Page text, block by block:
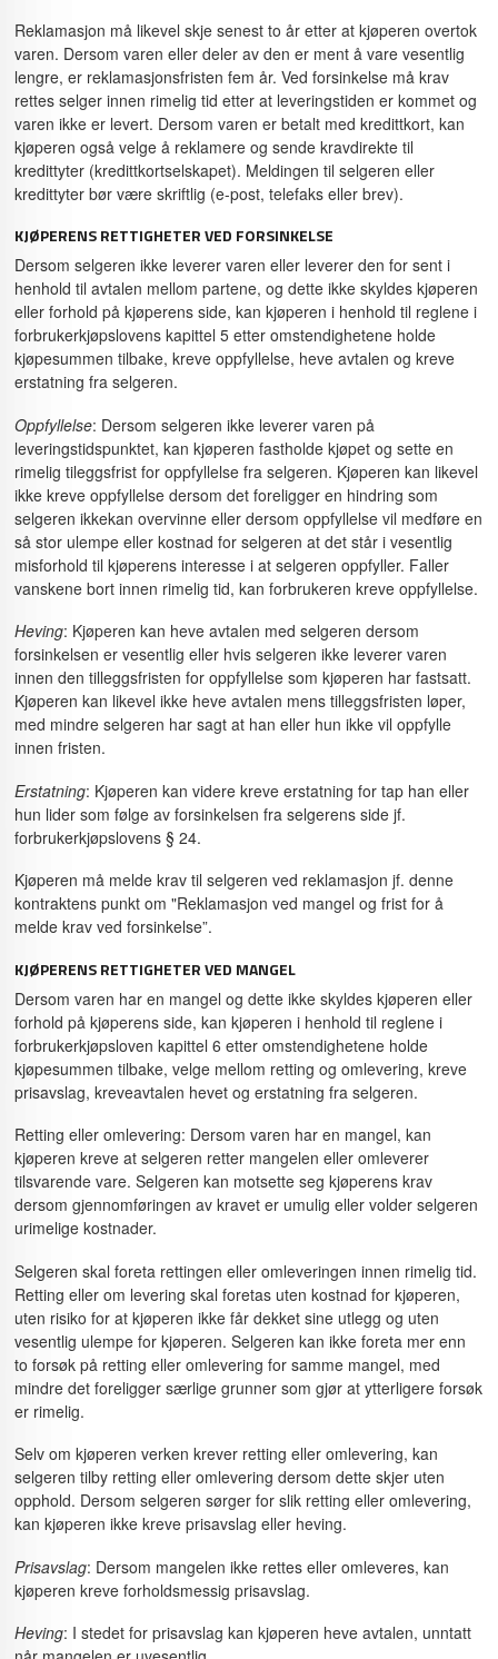
Reklamasjon må likevel skje senest to år etter at kjøperen overtok
varen. Dersom varen eller deler av den er ment å vare vesentlig
lengre, er reklamasjonsfristen fem år. Ved forsinkelse må krav
rettes selger innen rimelig tid etter at leveringstiden er kommet og
varen ikke er levert. Dersom varen er betalt med kredittkort, kan
kjøperen også velge å reklamere og sende kravdirekte til
kredittyter (kredittkortselskapet). Meldingen til selgeren eller
kredittyter bør være skriftlig (e-post, telefaks eller brev).
KJØPERENS RETTIGHETER VED FORSINKELSE
Dersom selgeren ikke leverer varen eller leverer den for sent i
henhold til avtalen mellom partene, og dette ikke skyldes kjøperen
eller forhold på kjøperens side, kan kjøperen i henhold til reglene i
forbrukerkjøpslovens kapittel 5 etter omstendighetene holde
kjøpesummen tilbake, kreve oppfyllelse, heve avtalen og kreve
erstatning fra selgeren.
Oppfyllelse: Dersom selgeren ikke leverer varen på
leveringstidspunktet, kan kjøperen fastholde kjøpet og sette en
rimelig tileggsfrist for oppfyllelse fra selgeren. Kjøperen kan likevel
ikke kreve oppfyllelse dersom det foreligger en hindring som
selgeren ikkekan overvinne eller dersom oppfyllelse vil medføre en
så stor ulempe eller kostnad for selgeren at det står i vesentlig
misforhold til kjøperens interesse i at selgeren oppfyller. Faller
vanskene bort innen rimelig tid, kan forbrukeren kreve oppfyllelse.
Heving: Kjøperen kan heve avtalen med selgeren dersom
forsinkelsen er vesentlig eller hvis selgeren ikke leverer varen
innen den tilleggsfristen for oppfyllelse som kjøperen har fastsatt.
Kjøperen kan likevel ikke heve avtalen mens tilleggsfristen løper,
med mindre selgeren har sagt at han eller hun ikke vil oppfylle
innen fristen.
Erstatning: Kjøperen kan videre kreve erstatning for tap han eller
hun lider som følge av forsinkelsen fra selgerens side jf.
forbrukerkjøpslovens § 24.
Kjøperen må melde krav til selgeren ved reklamasjon jf. denne
kontraktens punkt om "Reklamasjon ved mangel og frist for å
melde krav ved forsinkelse”.
KJØPERENS RETTIGHETER VED MANGEL
Dersom varen har en mangel og dette ikke skyldes kjøperen eller
forhold på kjøperens side, kan kjøperen i henhold til reglene i
forbrukerkjøpsloven kapittel 6 etter omstendighetene holde
kjøpesummen tilbake, velge mellom retting og omlevering, kreve
prisavslag, kreveavtalen hevet og erstatning fra selgeren.
Retting eller omlevering: Dersom varen har en mangel, kan
kjøperen kreve at selgeren retter mangelen eller omleverer
tilsvarende vare. Selgeren kan motsette seg kjøperens krav
dersom gjennomføringen av kravet er umulig eller volder selgeren
urimelige kostnader.
Selgeren skal foreta rettingen eller omleveringen innen rimelig tid.
Retting eller om levering skal foretas uten kostnad for kjøperen,
uten risiko for at kjøperen ikke får dekket sine utlegg og uten
vesentlig ulempe for kjøperen. Selgeren kan ikke foreta mer enn
to forsøk på retting eller omlevering for samme mangel, med
mindre det foreligger særlige grunner som gjør at ytterligere forsøk
er rimelig.
Selv om kjøperen verken krever retting eller omlevering, kan
selgeren tilby retting eller omlevering dersom dette skjer uten
opphold. Dersom selgeren sørger for slik retting eller omlevering,
kan kjøperen ikke kreve prisavslag eller heving.
Prisavslag: Dersom mangelen ikke rettes eller omleveres, kan
kjøperen kreve forholdsmessig prisavslag.
Heving: I stedet for prisavslag kan kjøperen heve avtalen, unntatt